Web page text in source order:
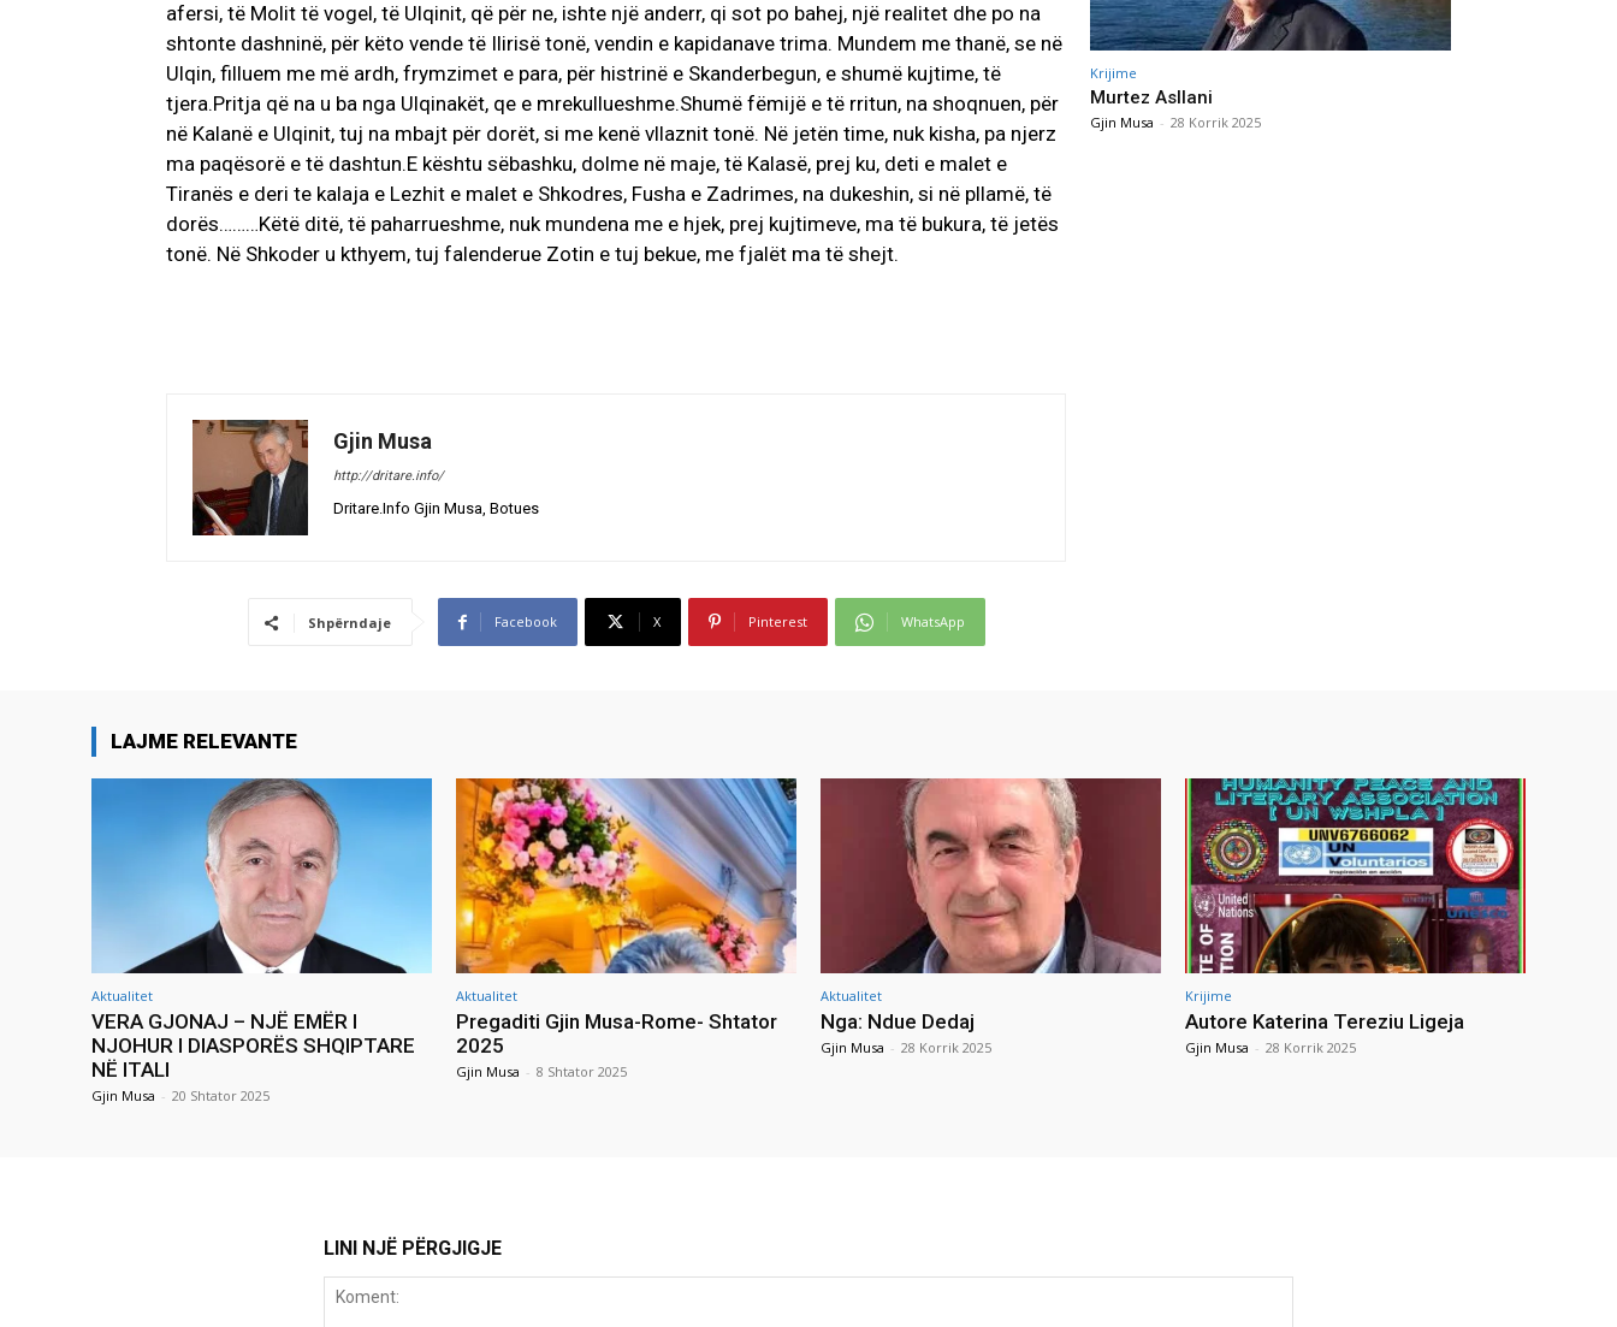
afersi, të Molit të vogel, të Ulqinit, që për ne, ishte një anderr, qi sot po bahej, një realitet dhe po na
shtonte dashninë, për këto vende të Ilirisë tonë, vendin e kapidanave trima. Mundem me thanë, se në
Ulqin, filluem me më ardh, frymzimet e para, për histrinë e Skanderbegun, e shumë kujtime, të
tjera.Pritja që na u ba nga Ulqinakët, qe e mrekullueshme.Shumë fëmijë e të rritun, na shoqnuen, për
në Kalanë e Ulqinit, tuj na mbajt për dorët, si me kenë vllaznit tonë. Në jetën time, nuk kisha, pa njerz
ma paqësorë e të dashtun.E kështu sëbashku, dolme në maje, të Kalasë, prej ku, deti e malet e
Tiranës e deri te kalaja e Lezhit e malet e Shkodres, Fusha e Zadrimes, na dukeshin, si në pllamë, të
dorës………Këtë ditë, të paharrueshme, nuk mundena me e hjek, prej kujtimeve, ma të bukura, të jetës
tonë. Në Shkoder u kthyem, tuj falenderue Zotin e tuj bekue, me fjalët ma të shejt.
Gjin Musa
http://dritare.info/
Dritare.Info Gjin Musa, Botues
Shpërndaje Facebook X Pinterest WhatsApp
Krijime
Murtez Asllani
Gjin Musa - 28 Korrik 2025
LAJME RELEVANTE
Aktualitet
VERA GJONAJ – NJË EMËR I
NJOHUR I DIASPORËS SHQIPTARE
NË ITALI
Gjin Musa - 20 Shtator 2025
Aktualitet
Pregaditi Gjin Musa-Rome- Shtator
2025
Gjin Musa - 8 Shtator 2025
Aktualitet
Nga: Ndue Dedaj
Gjin Musa - 28 Korrik 2025
Krijime
Autore Katerina Tereziu Ligeja
Gjin Musa - 28 Korrik 2025
LINI NJË PËRGJIGJE